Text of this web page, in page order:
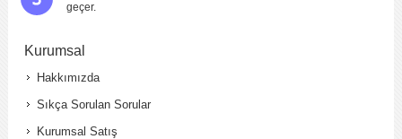
geçer.
Kurumsal
Hakkımızda
Sıkça Sorulan Sorular
Kurumsal Satış